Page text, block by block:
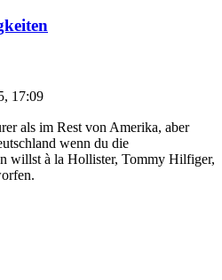
17:09
als im Rest von Amerika, aber
wenn du die
willst à la Hollister, Tommy Hilfiger,